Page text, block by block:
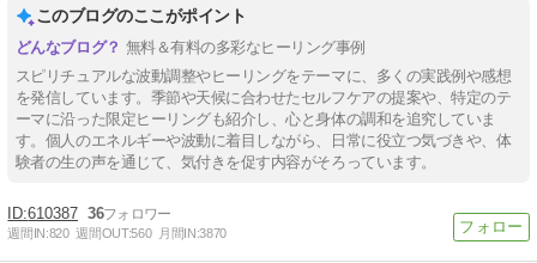
このブログのここがポイント
無料＆有料の多彩なヒーリング事例
スピリチュアルな波動調整やヒーリングをテーマに、多くの実践例や感想
を発信しています。季節や天候に合わせたセルフケアの提案や、特定のテ
ーマに沿った限定ヒーリングも紹介し、心と身体の調和を追究していま
す。個人のエネルギーや波動に着目しながら、日常に役立つ気づきや、体
験者の生の声を通じて、気付きを促す内容がそろっています。
610387 36
週間IN:820 週間OUT:560 月間IN:3870